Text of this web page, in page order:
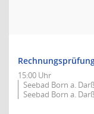
15:00 Uhr
Seebad Born a.
Seebad Born a.